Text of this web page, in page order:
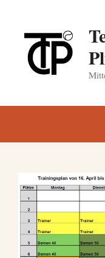
springen